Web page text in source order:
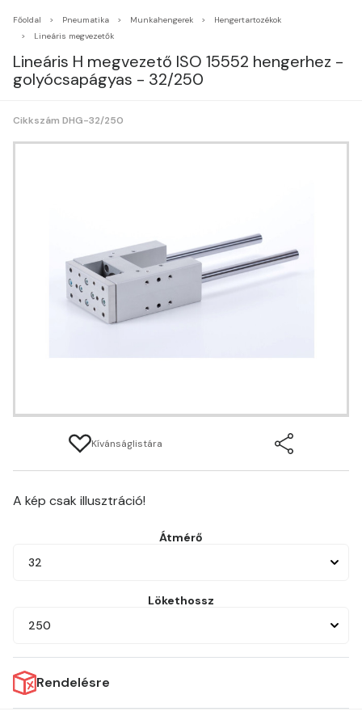
Főoldal Pneumatika Munkahengerek
Hengertartozékok
Lineáris megvezetők
Lineáris H megvezető ISO 15552 hengerhez -
golyócsapágyas - 32/250
Cikkszám DHG-32/250
Kívánságlistára
A kép csak illusztráció!
Átmérő
32
Lökethossz
250
Rendelésre